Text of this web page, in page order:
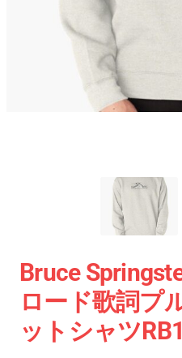
Bruce
ロード歌詞プ
ットシャツ